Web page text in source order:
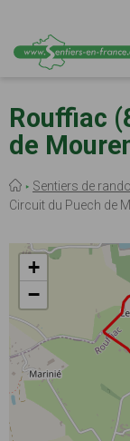
au
contenu
principal
Rouffiac
de
Fil
d'Ariane
Sentiers de
Circuit du Puech de
+
−